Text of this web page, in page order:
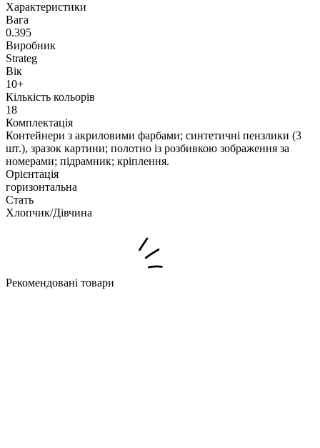
Характеристики
Вага
0.395
Виробник
Strateg
Вік
10+
Кількість кольорів
18
Комплектація
Контейнери з акриловими фарбами; синтетичні пензлики (3
шт.), зразок картини; полотно із розбивкою зображення за
номерами; підрамник; кріплення.
Орієнтація
горизонтальна
Стать
Хлопчик/Дiвчина
Рекомендовані товари